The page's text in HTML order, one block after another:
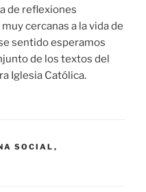
de reflexiones
cercanas a la vida de
sentido esperamos
de los textos del
Iglesia Católica.
SOCIAL ,